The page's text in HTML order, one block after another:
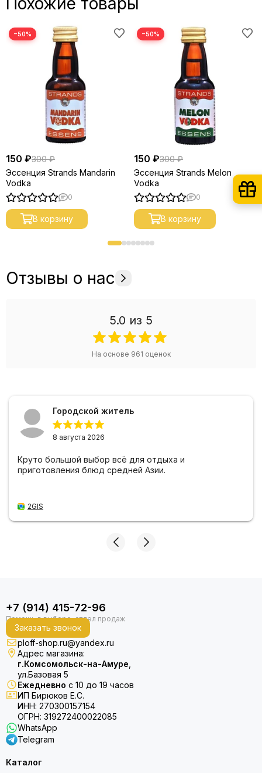
−50%
150 ₽300 ₽
Эссенция Strands Mandarin
Vodka
0
В корзину
−50%
150 ₽300 ₽
Эссенция Strands Melon
Vodka
0
В корзину
Отзывы о нас
5.0 из 5
На основе 961 оценок
Городской житель
8 августа 2026
Круто большой выбор всё для отдыха и
приготовления блюд средней Азии.
2GIS
+7 (914) 415-72-96
Заказать звонок
ploff-shop.ru@yandex.ru
Адрес магазина:
г.Комсомольск-на-Амуре
ул.Базовая 5
Ежедневно с 10 до 19 часов
ИП Бирюков Е.С.
ИНН: 270300157154
ОГРН: 319272400022085
WhatsApp
Telegram
Каталог